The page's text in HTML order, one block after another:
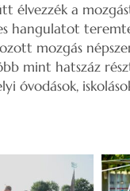
élvezzék a
hangulatot
mozgás
mint hatszáz
óvodások,